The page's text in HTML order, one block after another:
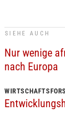
SIEHE AUCH
Nur wenige
nach Europa